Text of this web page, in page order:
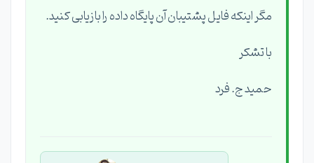
مگر اینکه فایل پشتیبان آن پایگاه داده را بازیابی کنید.
با تشکر
حمید ج. فرد